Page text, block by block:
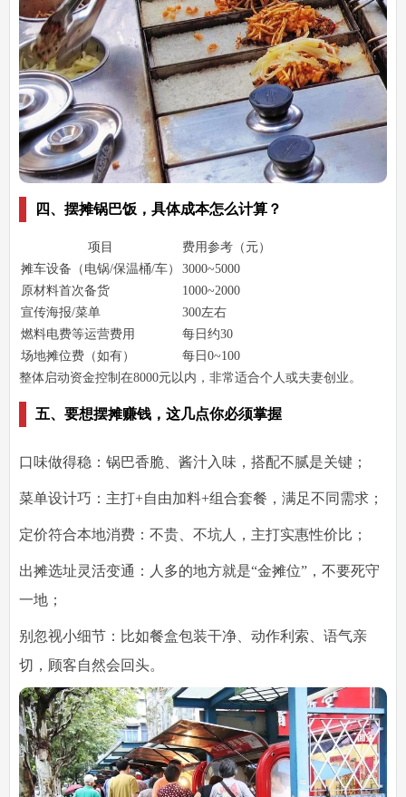
四、摆摊锅巴饭，具体成本怎么计算？
项目
费用参考（元）
摊车设备（电锅/保温桶/车）
3000~5000
原材料首次备货
1000~2000
宣传海报/菜单
300左右
燃料电费等运营费用
每日约30
场地摊位费（如有）
每日0~100
整体启动资金控制在8000元以内，非常适合个人或夫妻创业。
五、要想摆摊赚钱，这几点你必须掌握
口味做得稳 ：锅巴香脆、酱汁入味，搭配不腻是关键；
菜单设计巧 ：主打+自由加料+组合套餐，满足不同需求；
定价符合本地消费 ：不贵、不坑人，主打实惠性价比；
出摊选址灵活变通 ：人多的地方就是“金摊位”，不要死守
一地；
别忽视小细节 ：比如餐盒包装干净、动作利索、语气亲
切，顾客自然会回头。